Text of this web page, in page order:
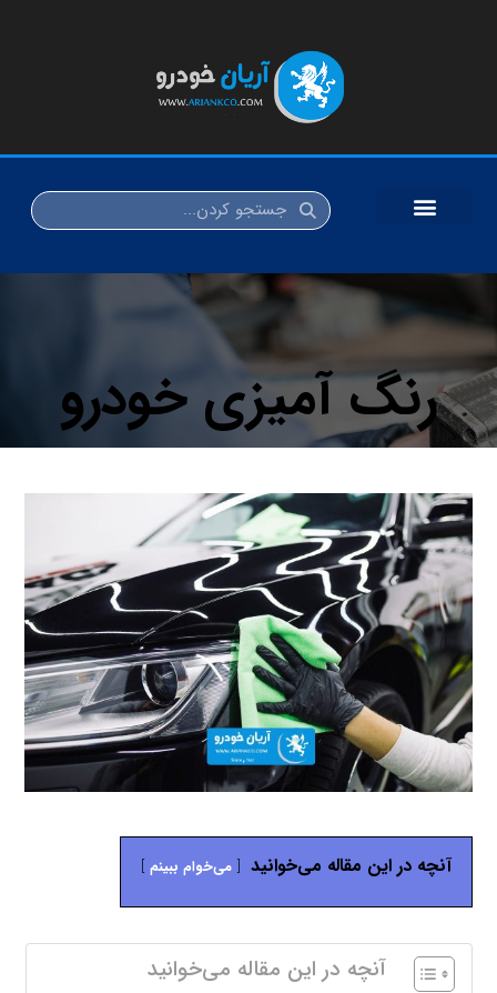
رنگ آمیزی خودرو
آنچه در این مقاله می‌خوانید می‌خوام ببینم
آنچه در این مقاله می‌خوانید